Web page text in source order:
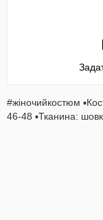
#жіночийкостюм
46-48 ▪️Тканина: